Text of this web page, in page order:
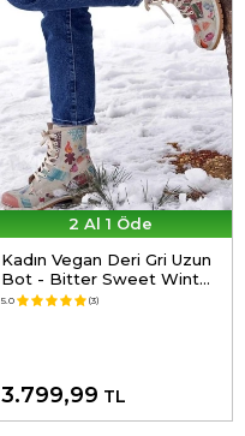
2 Al 1 Öde
Kadın Vegan Deri Gri Uzun
Bot - Bitter Sweet Winter
Tasarım
5.0 (3)
3.799,99 TL